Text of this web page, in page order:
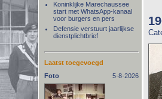
Koninklijke Marechaussee
start met WhatsApp-kanaal
voor burgers en pers
Defensie verstuurt jaarlijkse
dienstplichtbrief
Laatst toegevoegd
Foto
5-8-2026